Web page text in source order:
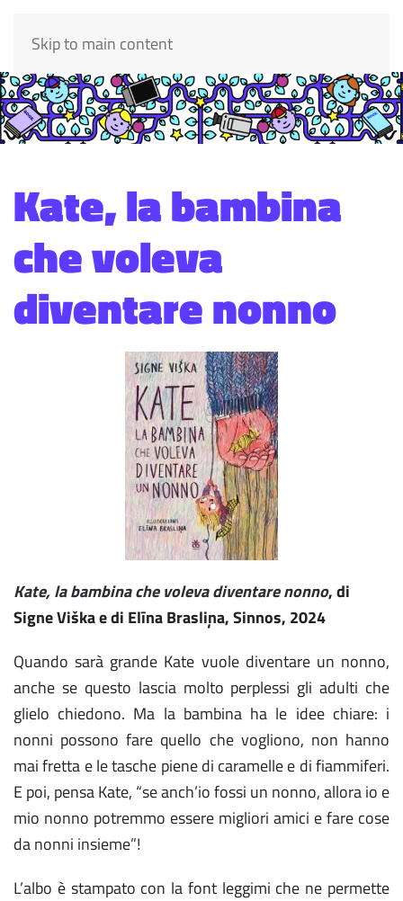
Skip to main content
Kate, la bambina
che voleva
diventare nonno
Kate, la bambina che voleva diventare nonno, di
Signe Viška e di Elīna Brasliņa, Sinnos, 2024
Quando sarà grande Kate vuole diventare un nonno,
anche se questo lascia molto perplessi gli adulti che
glielo chiedono. Ma la bambina ha le idee chiare: i
nonni possono fare quello che vogliono, non hanno
mai fretta e le tasche piene di caramelle e di fiammiferi.
E poi, pensa Kate, “se anch’io fossi un nonno, allora io e
mio nonno potremmo essere migliori amici e fare cose
da nonni insieme”!
L’albo è stampato con la font leggimi che ne permette